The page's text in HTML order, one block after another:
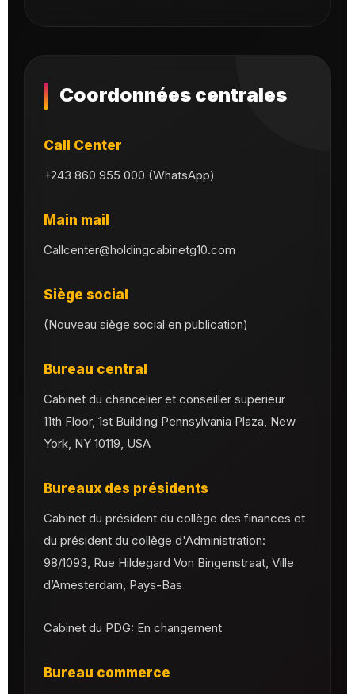
Coordonnées centrales
Call Center
+243 860 955 000 (WhatsApp)
Main mail
Callcenter@holdingcabinetg10.com
Siège social
(Nouveau siège social en publication)
Bureau central
Cabinet du chancelier et conseiller superieur
11th Floor, 1st Building Pennsylvania Plaza, New
York, NY 10119, USA
Bureaux des présidents
Cabinet du président du collège des finances et
du président du collège d'Administration:
98/1093, Rue Hildegard Von Bingenstraat, Ville
d’Amesterdam, Pays-Bas
Cabinet du PDG: En changement
Bureau commerce